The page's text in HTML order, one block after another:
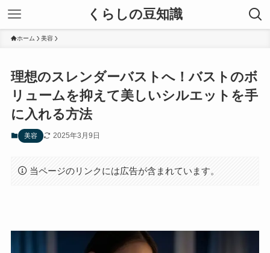
くらしの豆知識
ホーム 美容
理想のスレンダーバストへ！バストのボ
リュームを抑えて美しいシルエットを手
に入れる方法
美容 2025年3月9日
当ページのリンクには広告が含まれています。